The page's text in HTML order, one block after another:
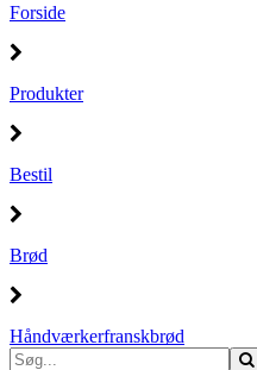
Forside
Produkter
Bestil
Brød
Håndværkerfranskbrød